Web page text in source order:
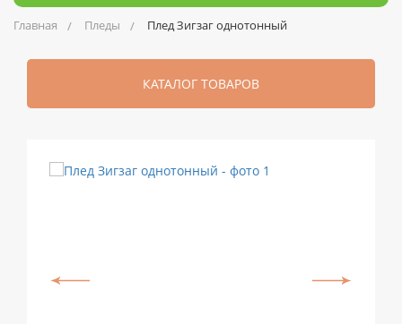
Главная Пледы Плед Зигзаг однотонный
КАТАЛОГ ТОВАРОВ